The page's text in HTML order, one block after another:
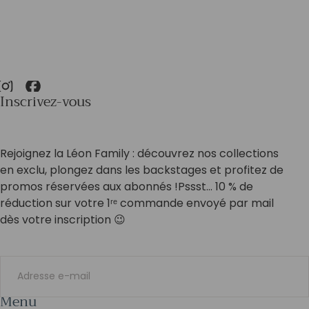
Inscrivez-vous
Rejoignez la Léon Family : découvrez nos collections
en exclu, plongez dans les backstages et profitez de
promos réservées aux abonnés !Pssst… 10 % de
réduction sur votre 1ʳᵉ commande envoyé par mail
dès votre inscription 😉
Menu